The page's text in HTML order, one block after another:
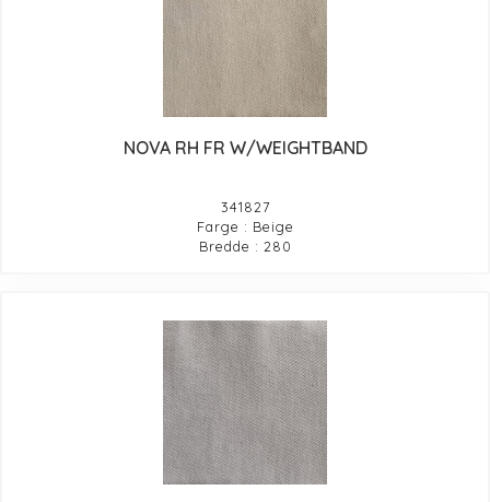
NOVA RH FR W/WEIGHTBAND
341827
Farge : Beige
Bredde : 280